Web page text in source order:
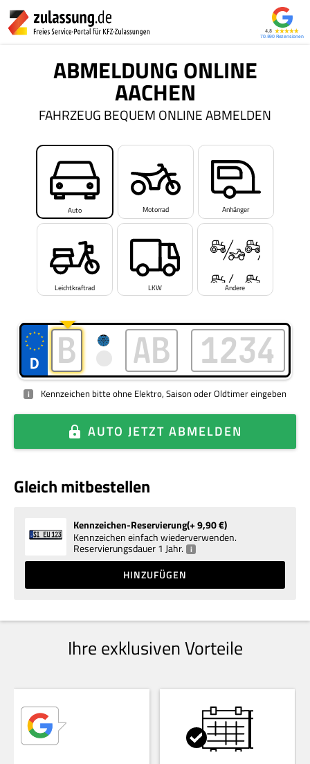
4,8
70.590
ABMELDUNG ONLINE
AACHEN
FAHRZEUG BEQUEM ONLINE ABMELDEN
Auto Motorrad Anhänger
Leichtkraftrad LKW Andere
i Kennzeichen bitte ohne Elektro, Saison oder Oldtimer eingeben
AUTO JETZT ABMELDEN
Gleich mitbestellen
Kennzeichen-Reservierung+ 9,90€
Kennzeichen einfach wiederverwenden.
Reservierungsdauer 1 Jahr. i
HINZUFÜGEN
Ihre exklusiven Vorteile